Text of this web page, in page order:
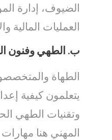
الضيوف، إدارة
العمليات المالية
ب. الطهي وفنون
الطهاة
يتعلمون كيفية
وتقنيات الطهي
المهني هنا مهارات